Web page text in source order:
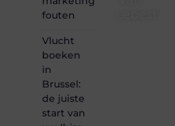
fouten
Vlucht
boeken
in
Brussel:
de juiste
start van